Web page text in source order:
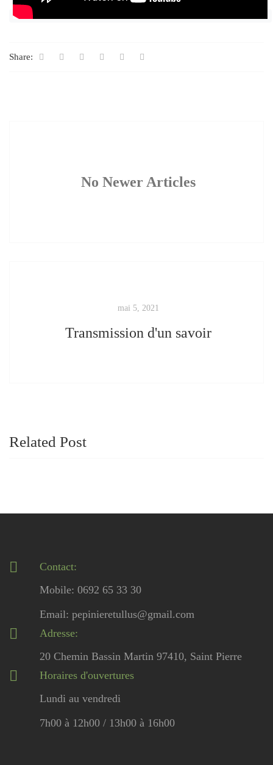
Share:
No Newer Articles
mai 5, 2021
Transmission d'un savoir
Related Post
Contact:
Mobile: 0692 65 33 30
Email: pepinieretullus@gmail.com
Adresse:
20 Chemin Bassin Martin 97410, Saint Pierre
Horaires d'ouvertures
Lundi au vendredi
7h00 à 12h00 / 13h00 à 16h00